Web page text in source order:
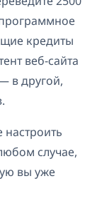
кредиты
веб-сайта
в другой,
настроить
случае,
вы уже